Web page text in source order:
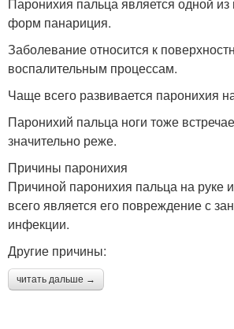
форм панариция.
Заболевание относится к
воспалительным процессам.
Чаще всего развивается паронихия
Паронихий пальца ноги тоже
значительно реже.
Причины паронихия
Причиной паронихия пальца на руке
всего является его повреждение с
инфекции.
Другие причины:
читать дальше →